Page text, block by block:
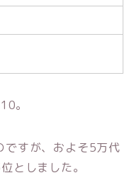
。
ですが、およそ5万代
としました。